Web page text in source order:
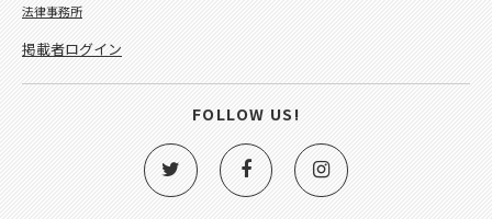
法律事務所
掲載者ログイン
FOLLOW US!